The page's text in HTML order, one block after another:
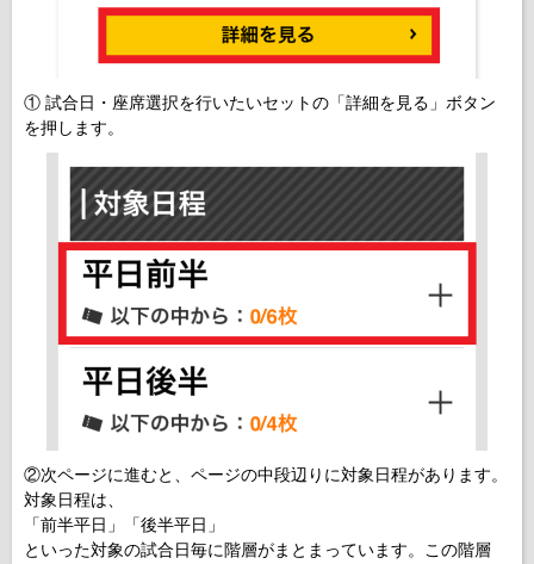
① 試合日・座席選択を行いたいセットの「詳細を見る」ボタン
を押します。
②次ページに進むと、ページの中段辺りに対象日程があります。
対象日程は、
「前半平日」「後半平日」
といった対象の試合日毎に階層がまとまっています。この階層